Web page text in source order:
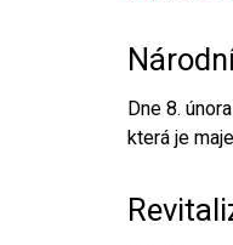
Dne 8.
která je